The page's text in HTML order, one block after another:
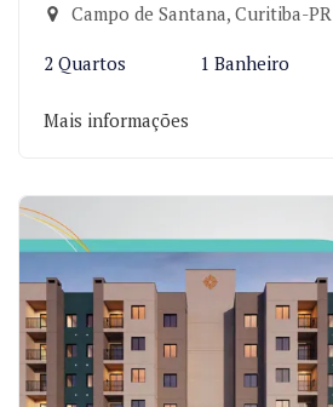
Campo de Santana, Curitiba-PR
2 Quartos 1 Banheiro
Mais informações